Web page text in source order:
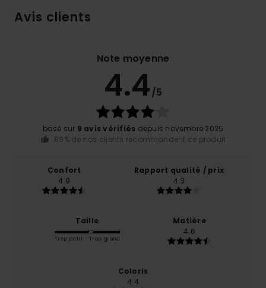
Avis clients
Note moyenne
4.4/5
basé sur 9 avis vérifiés depuis novembre 2025
89% de nos clients recommandent ce produit
Confort
4.9
Rapport qualité / prix
4.3
Taille
Trop petit Trop grand
Matière
4.6
Coloris
4.4